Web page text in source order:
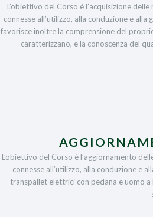
L’obiettivo del Corso è l’acquisizione
connesse all’utilizzo, alla conduzione e
favorisce inoltre la comprensione del
caratterizzano, e la conoscenza del
L’obiettivo del Corso è l’aggiornamento
connesse all’utilizzo, alla conduzione e
transpallet elettrici con pedana e uomo